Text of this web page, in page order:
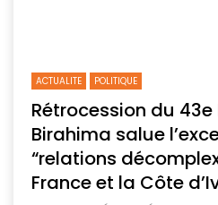
ACTUALITE POLITIQUE
Rétrocession du 43e
Birahima salue
“relations
France et la Côte